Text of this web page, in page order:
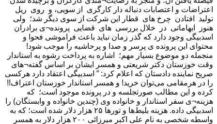
اعتراضات و اعتصابات دنباله دار کارگری از سویی، و روی ریل
تولید افتادن چرخ های قطار این شرکت از سوی دیگر شد؛ ولی
هنوز ابهاماتی در خلال بررسی های قضایی پرونده¬ی برادران
اسدبیگی وجود دارد که گذر زمان نباید باعث فراموشی فحوا و
محتوای این پرونده ی پرسر و صدا و پرحاشیه را موجب شود!
منجمله دو موضوع بسیار مهم؛ اشاره به پرداخت رشوه به استاندار
وقت خوزستان دکتر شریعتی و همسر ایشان بر اساس گفته¬های
صریح نماینده دادستان که اعلام کرد: ” اسدبیگی اعتقاد دارد هرکسی
را در هرمقامی می‌توان خرید! و همسر استاندار خوزستان اعتراف!!
کرده و این مطالب صورتجلسه و در پرونده موجود است؛ که
هزینه¬ی سفر استاندار و خانواده وی (چندین خانواده و وابستگان) را
اسدبیگی داده. هزینه بلیط‌ها و تور‌ها ۲۵ هزار دلار شده است؛ که به
واسطه شخصی به نام علی اکبر میرزائی ۲۰۰ هزار دلار به همسر